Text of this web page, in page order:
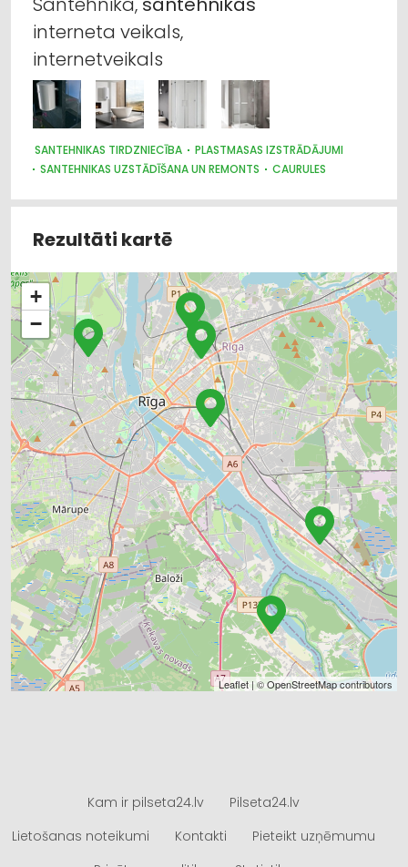
interneta veikals,
internetveikals
SANTEHNIKAS TIRDZNIECĪBA
PLASTMASAS IZSTRĀDĀJUMI
SANTEHNIKAS UZSTĀDĪŠANA UN REMONTS
CAURULES
SILTUMAPGĀDE UN SILTUMTĪKLI
SŪKŅI, PUMPJI, VĀRSTI, VENTIĻI
CELTNIECĪBAS UN REMONTA DARBI
INTERNETVEIKALI, E-KOMERCIJA
Rezultāti kartē
+
−
Leaflet | ©OpenStreetMapcontributors
Kam ir pilseta24.lv
Pilseta24.lv
Lietošanas noteikumi
Kontakti
Pieteikt uzņēmumu